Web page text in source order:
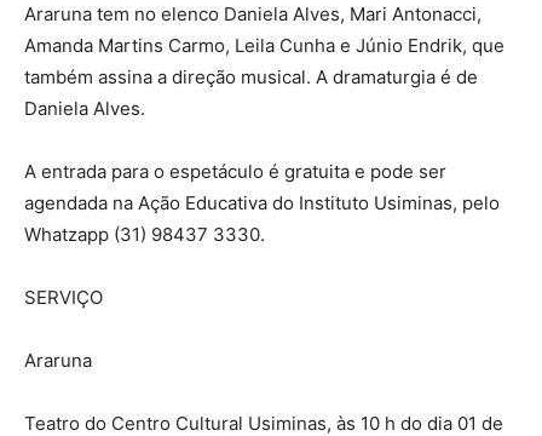
Araruna tem no elenco Daniela Alves, Mari Antonacci,
Amanda Martins Carmo, Leila Cunha e Júnio Endrik, que
também assina a direção musical. A dramaturgia é de
Daniela Alves.
A entrada para o espetáculo é gratuita e pode ser
agendada na Ação Educativa do Instituto Usiminas, pelo
Whatzapp (31) 98437 3330.
SERVIÇO
Araruna
Teatro do Centro Cultural Usiminas, às 10 h do dia 01 de